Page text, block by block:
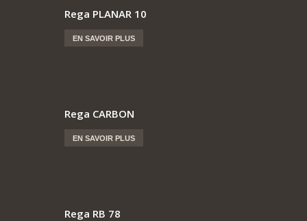
Rega PLANAR 10
EN SAVOIR PLUS
Rega CARBON
EN SAVOIR PLUS
Rega RB 78